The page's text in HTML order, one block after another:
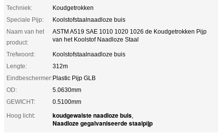
Techniek:
Koudgetrokken
Speciale Pijp:
Koolstofstaalnaadloze buis
Naam van het
product:
ASTM A519 SAE 1010 1020 1026 de Koudgetrokken Pijp
van het Koolstof Naadloze Staal
Trefwoord:
Koolstofstaalnaadloze buis
Lengte:
312m
Eindbeschermer:Plastic Pijp GLB
OD:
5.0630mm
GEWICHT:
0.5100mm
Hoog licht:
koudgewalste naadloze buis,
Naadloze gegalvaniseerde staalpijp